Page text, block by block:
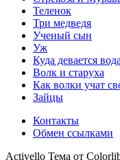
Теленок
Три медведя
Ученый сын
Уж
Куда девается
Волк и старуха
Как волки учат
Зайцы
Контакты
Обмен ссылками
Activello Тема от